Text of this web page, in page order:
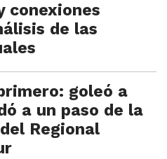
conexiones
de las
goleó a
a un paso de la
Regional